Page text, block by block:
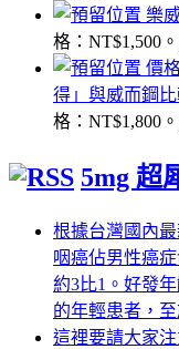
樂
格：NT$1,500。
價
得」與威而鋼
格：NT$1,800。
5mg 超
根據台灣國內
咽癌佔男性癌
約3比1。好發
的年輕患者，
這裡要請大家